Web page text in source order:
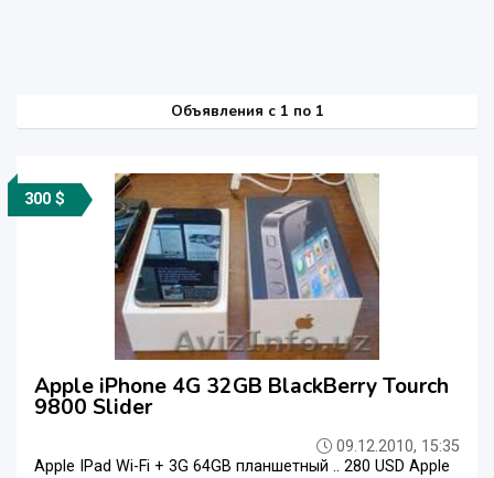
Объявления c 1 по 1
300 $
Apple iPhone 4G 32GB BlackBerry Tourch
9800 Slider
09.12.2010, 15:35
Apple IPad Wi-Fi + 3G 64GB планшетный .. 280 USD Apple